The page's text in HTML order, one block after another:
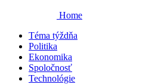
Home
Téma týždňa
Politika
Ekonomika
Spoločnosť
Technológie